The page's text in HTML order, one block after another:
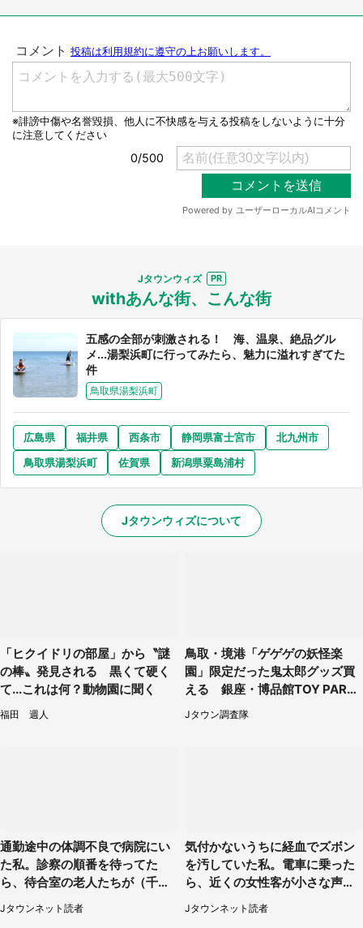
Jタウンウィズ
withあんな街、こんな街
五感の全部が刺激される！ 海、温泉、絶品グル
メ...湯梨浜町に行ってみたら、魅力に溢れすぎてた
件
鳥取県湯梨浜町
広島県 福井県 西条市 静岡県富士宮市
北九州市
鳥取県湯梨浜町
佐賀県 新潟県粟島浦村
Jタウンウィズについて
「ヒクイドリの部屋」から〝謎
の棒〟発見される 黒くて硬く
て...これは何？動物園に聞く
福田 週人
鳥取・境港「ゲゲゲの妖怪楽
園」限定だった鬼太郎グッズ買
える 銀座・博品館TOY PARK
へ急げ【8／8～31】
Jタウン調査隊
通勤途中の体調不良で病院にい
た私。診察の順番を待ってた
ら、待合室の老人たちが（千葉
県・50代男性）
Jタウンネット読者
気付かないうちに経血でズボン
を汚していた私。電車に乗った
ら、近くの女性客が小さな声で
（千葉県・10代女性）
Jタウンネット読者